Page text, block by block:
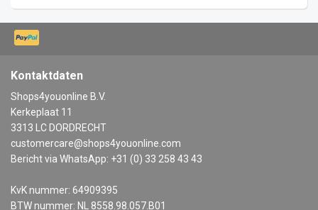
Kontaktdaten
Shops4youonline B.V.
Kerkeplaat 11
3313 LC DORDRECHT
customercare@shops4youonline.com
Bericht via WhatsApp: +31 (0) 33 258 43 43
KvK nummer: 64909395
BTW nummer: NL 8558.98.057.B01